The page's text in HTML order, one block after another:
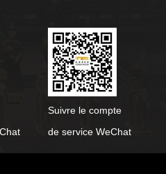
Suivre le compte
de service WeChat